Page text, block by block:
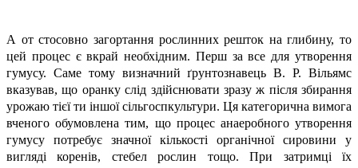
А от стосовно загортання рослинних решток на глибину, то
цей процес є вкрай необхідним. Перш за все для утворення
гумусу. Саме тому визначний ґрунтознавець В. Р. Вільямс
вказував, що оранку слід здійснювати зразу ж після збирання
урожаю тієї ти іншої сільгоспкультури. Ця категорична вимога
вченого обумовлена тим, що процес анаеробного утворення
гумусу потребує значної кількості органічної сировини у
вигляді коренів, стебел рослин тощо. При затримці їх